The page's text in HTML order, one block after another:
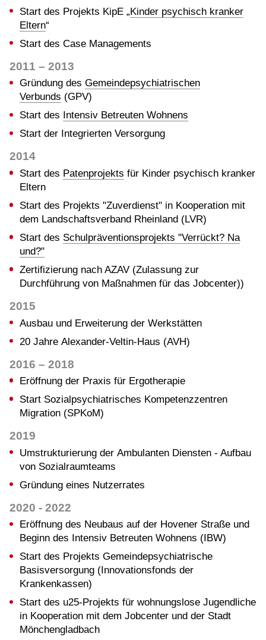
Start des Projekts KipE „Kinder psychisch kranker
Eltern“
Start des Case Managements
2011 – 2013
Gründung des Gemeindepsychiatrischen
Verbunds (GPV)
Start des
Intensiv Betreuten Wohnens
Start der Integrierten Versorgung
2014
Start des Patenprojekts für Kinder psychisch kranker
Eltern
Start des Projekts "Zuverdienst" in Kooperation mit
dem Landschaftsverband Rheinland (LVR)
Start des Schulpräventionsprojekts "Verrückt? Na
und?"
Zertifizierung nach AZAV (Zulassung zur
Durchführung von Maßnahmen für das Jobcenter))
2015
Ausbau und Erweiterung der Werkstätten
20 Jahre Alexander-Veltin-Haus (AVH)
2016 – 2018
Eröffnung der Praxis für Ergotherapie
Start Sozialpsychiatrisches Kompetenzzentren
Migration (SPKoM)
2019
Umstrukturierung der Ambulanten Diensten - Aufbau
von Sozialraumteams
Gründung eines Nutzerrates
2020 - 2022
Eröffnung des Neubaus auf der Hovener Straße und
Beginn des Intensiv Betreuten Wohnens (IBW)
Start des Projekts Gemeindepsychiatrische
Basisversorgung (Innovationsfonds der
Krankenkassen)
Start des u25-Projekts für wohnungslose Jugendliche
in Kooperation mit dem Jobcenter und der Stadt
Mönchengladbach